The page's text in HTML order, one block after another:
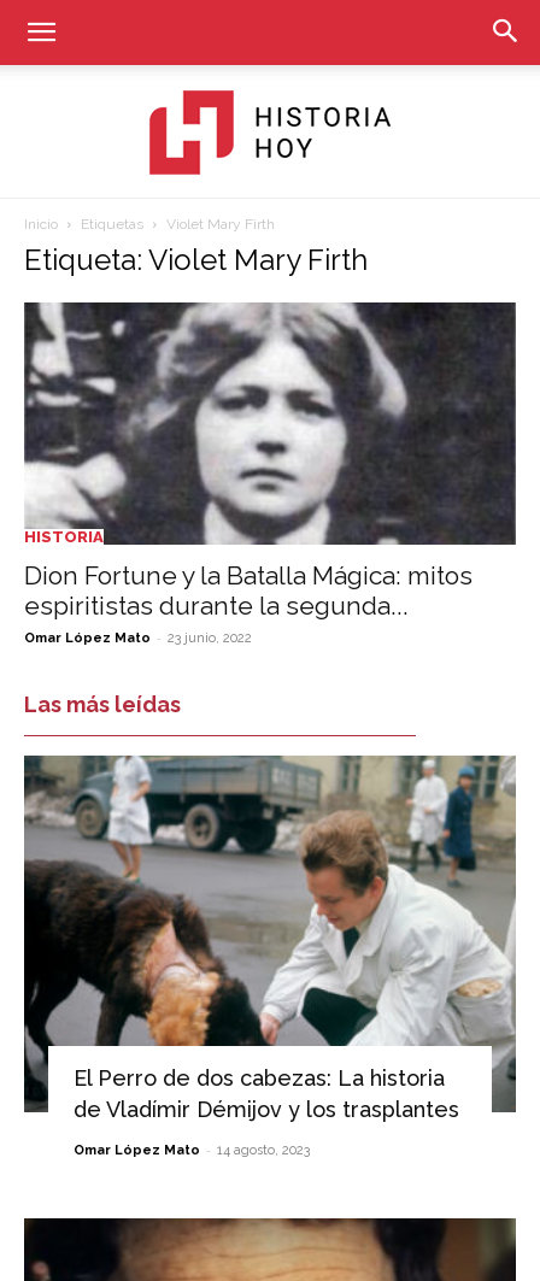
Historia
Hoy
Inicio Etiquetas Violet Mary Firth
Etiqueta: Violet Mary Firth
HISTORIA
Dion Fortune y la Batalla Mágica: mitos
espiritistas durante la segunda...
Omar López Mato - 23 junio, 2022
Las más leídas
El Perro de dos cabezas: La historia
de Vladímir Démijov y los trasplantes
Omar López Mato - 14 agosto, 2023